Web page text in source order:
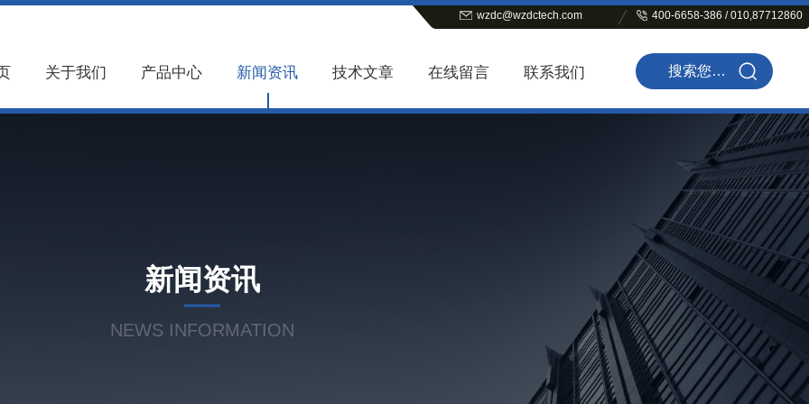
wzdc@wzdctech.com 400-6658-386 / 010,87712860
关于我们 产品中心 新闻资讯 技术文章 在线留言 联系我们
新闻资讯
NEWS INFORMATION